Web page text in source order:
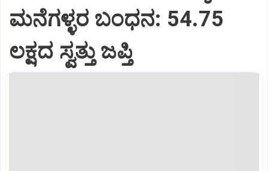
ಮನೆಗಳ್ಳರ ಬಂಧನ: 54.75
ಲಕ್ಷದ ಸ್ವತ್ತು ಜಪ್ತಿ